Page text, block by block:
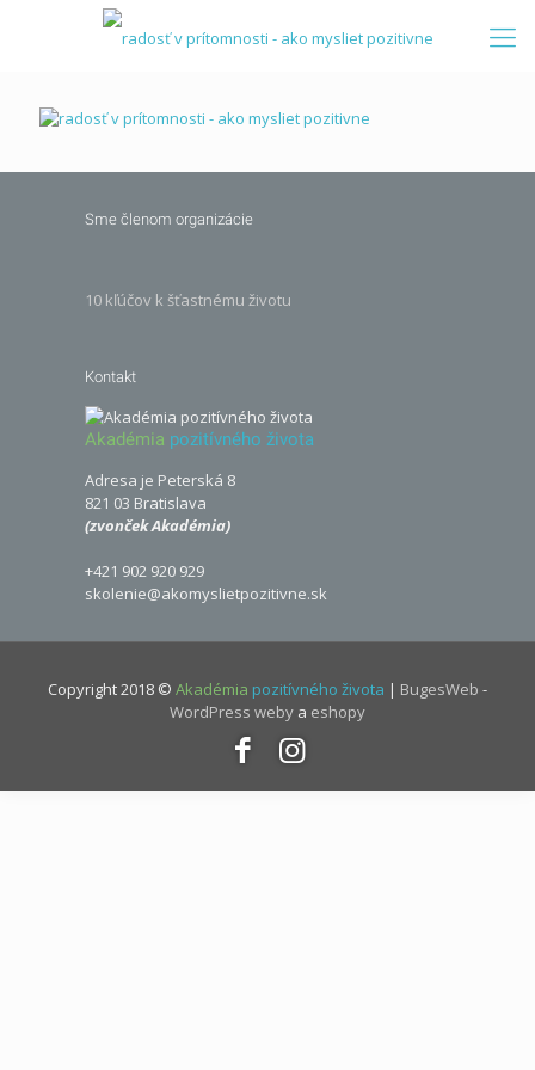
Sme členom organizácie
10 kľúčov k šťastnému životu
Kontakt
Akadémia pozitívného života
Adresa je Peterská 8
821 03 Bratislava
(zvonček Akadémia)
+421 902 920 929
skolenie@akomyslietpozitivne.sk
Copyright 2018 © Akadémia pozitívného života | BugesWeb -
WordPress weby a eshopy